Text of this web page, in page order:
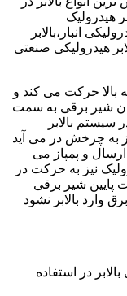
هیدرولیک
انبار،بالابر
هیدرولیکی صنعتی
بالا حرکت می کند و
شیر برقی به سمت
بالابر
به چرخش در می آید
و پمپاز می
نیز به حرکت در
پایین شیر برقی
وارد بالابر نشود
در استفاده